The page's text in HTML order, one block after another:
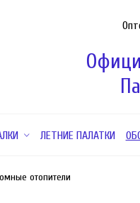
ЛЕТНИЕ ПАЛАТКИ
отопители